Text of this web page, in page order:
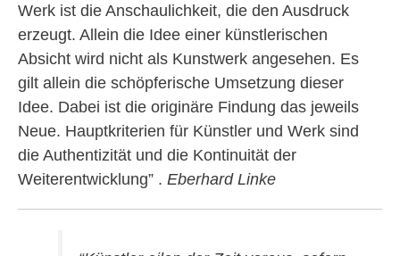
Werk ist die Anschaulichkeit, die den Ausdruck
erzeugt. Allein die Idee einer künstlerischen
Absicht wird nicht als Kunstwerk angesehen. Es
gilt allein die schöpferische Umsetzung dieser
Idee. Dabei ist die originäre Findung das jeweils
Neue. Hauptkriterien für Künstler und Werk sind
die Authentizität und die Kontinuität der
Weiterentwicklung” . Eberhard Linke